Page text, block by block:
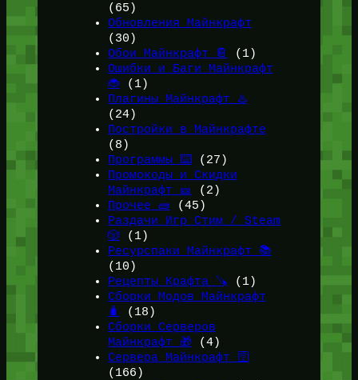
(65)
Обновления Майнкрафт
(30)
Обои Майнкрафт 📔
(1)
Ошибки и Баги Майнкрафт
🐞(1)
Плагины Майнкрафт ♨️
(24)
Постройки в Майнкрафте
(8)
Программы ⌨️ (27)
Промокоды и Скидки
Майнкрафт 🎫
(2)
Прочее 🧱 (45)
Раздачи Игр Стим / Steam
🎲 (1)
Ресурспаки Майнкрафт 📚
(10)
Рецепты Крафта 🪚 (1)
Сборки Модов Майнкрафт
🧳
(18)
Сборки Серверов
Майнкрафт 🎁 (4)
Сервера Майнкрафт 🛜
(166)